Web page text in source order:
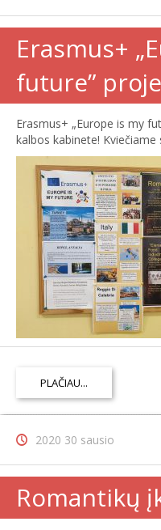
Erasmus+
future”
Erasmus+ „Europe is my
kalbos kabinete! Kviečiame
PLAČIAU...
2020 30 sausio
Romantikų